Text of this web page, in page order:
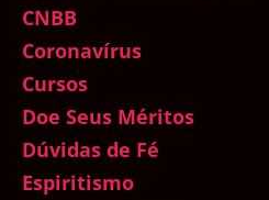
CNBB
Coronavírus
Cursos
Doe Seus Méritos
Dúvidas de Fé
Espiritismo